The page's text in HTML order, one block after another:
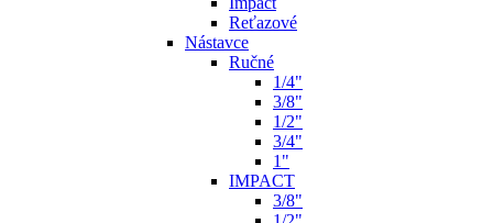
Reťazové
Nástavce
Ručné
1/4"
3/8"
1/2"
3/4"
1"
IMPACT
3/8"